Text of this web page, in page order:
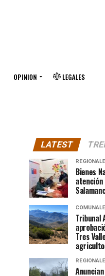
OPINION LEGALES
LATEST
Bienes
atención
Tribunal
Tres